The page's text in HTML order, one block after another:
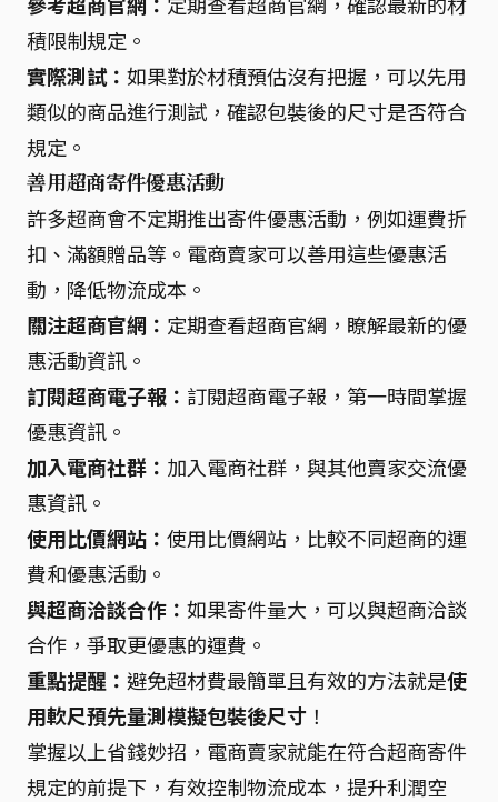
積限制規定。
實際測試： 如果對於材積預估沒有把握，可以先用
類似的商品進行測試，確認包裝後的尺寸是否符合
規定。
善用超商寄件優惠活動
許多超商會不定期推出寄件優惠活動，例如運費折
扣、滿額贈品等。電商賣家可以善用這些優惠活
動，降低物流成本。
關注超商官網： 定期查看超商官網，瞭解最新的優
惠活動資訊。
訂閱超商電子報： 訂閱超商電子報，第一時間掌握
優惠資訊。
加入電商社群： 加入電商社群，與其他賣家交流優
惠資訊。
使用比價網站： 使用比價網站，比較不同超商的運
費和優惠活動。
與超商洽談合作： 如果寄件量大，可以與超商洽談
合作，爭取更優惠的運費。
重點提醒： 避免超材費最簡單且有效的方法就是使
用軟尺預先量測模擬包裝後尺寸 ！
掌握以上省錢妙招，電商賣家就能在符合超商寄件
規定的前提下，有效控制物流成本，提升利潤空